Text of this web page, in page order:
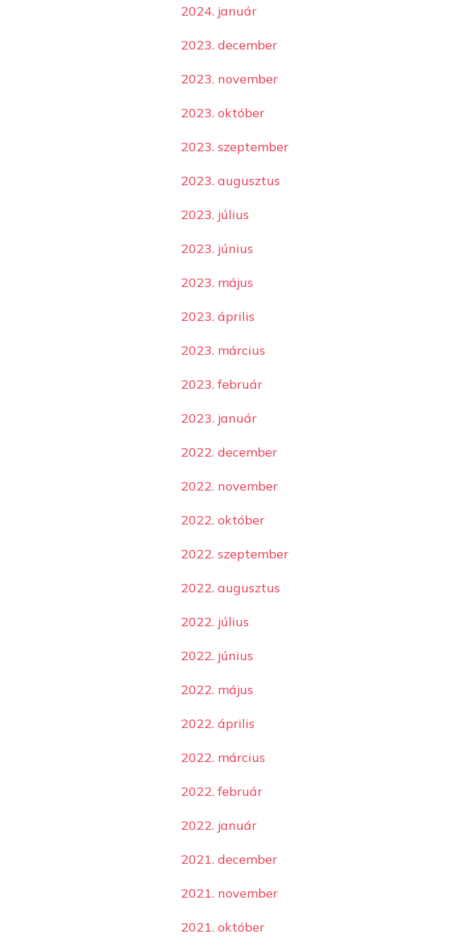
2024. január
2023. december
2023. november
2023. október
2023. szeptember
2023. augusztus
2023. július
2023. június
2023. május
2023. április
2023. március
2023. február
2023. január
2022. december
2022. november
2022. október
2022. szeptember
2022. augusztus
2022. július
2022. június
2022. május
2022. április
2022. március
2022. február
2022. január
2021. december
2021. november
2021. október